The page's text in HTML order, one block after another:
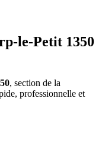
le-Petit 1350
, section de la
professionnelle et